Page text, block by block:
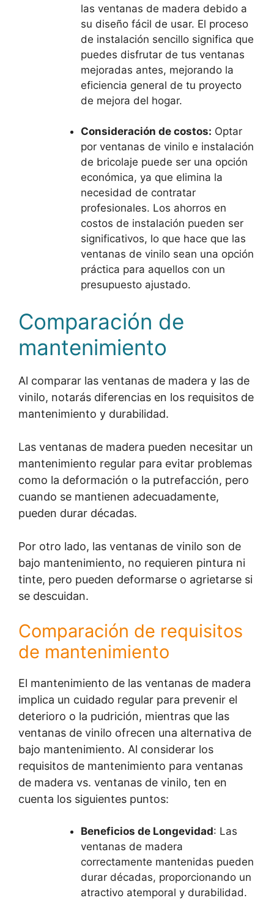
las ventanas de madera debido a
su diseño fácil de usar. El proceso
de instalación sencillo significa que
puedes disfrutar de tus ventanas
mejoradas antes, mejorando la
eficiencia general de tu proyecto
de mejora del hogar.
Consideración de costos: Optar
por ventanas de vinilo e instalación
de bricolaje puede ser una opción
económica, ya que elimina la
necesidad de contratar
profesionales. Los ahorros en
costos de instalación pueden ser
significativos, lo que hace que las
ventanas de vinilo sean una opción
práctica para aquellos con un
presupuesto ajustado.
Comparación de
mantenimiento
Al comparar las ventanas de madera y las de
vinilo, notarás diferencias en los requisitos de
mantenimiento y durabilidad.
Las ventanas de madera pueden necesitar un
mantenimiento regular para evitar problemas
como la deformación o la putrefacción, pero
cuando se mantienen adecuadamente,
pueden durar décadas.
Por otro lado, las ventanas de vinilo son de
bajo mantenimiento, no requieren pintura ni
tinte, pero pueden deformarse o agrietarse si
se descuidan.
Comparación de requisitos
de mantenimiento
El mantenimiento de las ventanas de madera
implica un cuidado regular para prevenir el
deterioro o la pudrición, mientras que las
ventanas de vinilo ofrecen una alternativa de
bajo mantenimiento. Al considerar los
requisitos de mantenimiento para ventanas
de madera vs. ventanas de vinilo, ten en
cuenta los siguientes puntos:
Beneficios de Longevidad: Las
ventanas de madera
correctamente mantenidas pueden
durar décadas, proporcionando un
atractivo atemporal y durabilidad.